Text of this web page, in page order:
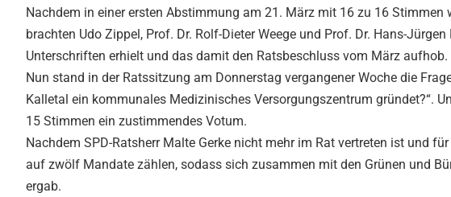
Nachdem in einer ersten Abstimmung am 21. März mit 16 zu 16 Stimmen
brachten Udo Zippel, Prof. Dr. Rolf-Dieter Weege und Prof. Dr. Hans-
Unterschriften erhielt und das damit den Ratsbeschluss vom März aufhob.
Nun stand in der Ratssitzung am Donnerstag vergangener Woche die
Kalletal ein kommunales Medizinisches Versorgungszentrum gründet?“.
15 Stimmen ein zustimmendes Votum.
Nachdem SPD-Ratsherr Malte Gerke nicht mehr im Rat vertreten ist und
auf zwölf Mandate zählen, sodass sich zusammen mit den Grünen und
ergab.